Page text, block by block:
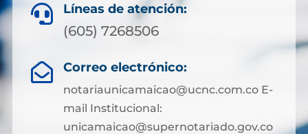
 Líneas de atención:
(605) 7268506
 Correo electrónico:
notariaunicamaicao@ucnc.com.co E-
mail Institucional:
unicamaicao@supernotariado.gov.co